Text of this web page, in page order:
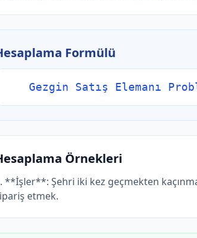
Formülü
Gezgin Satış Elemanı
Örnekleri
**İşler**: Şehri iki kez geçmekten
etmek.